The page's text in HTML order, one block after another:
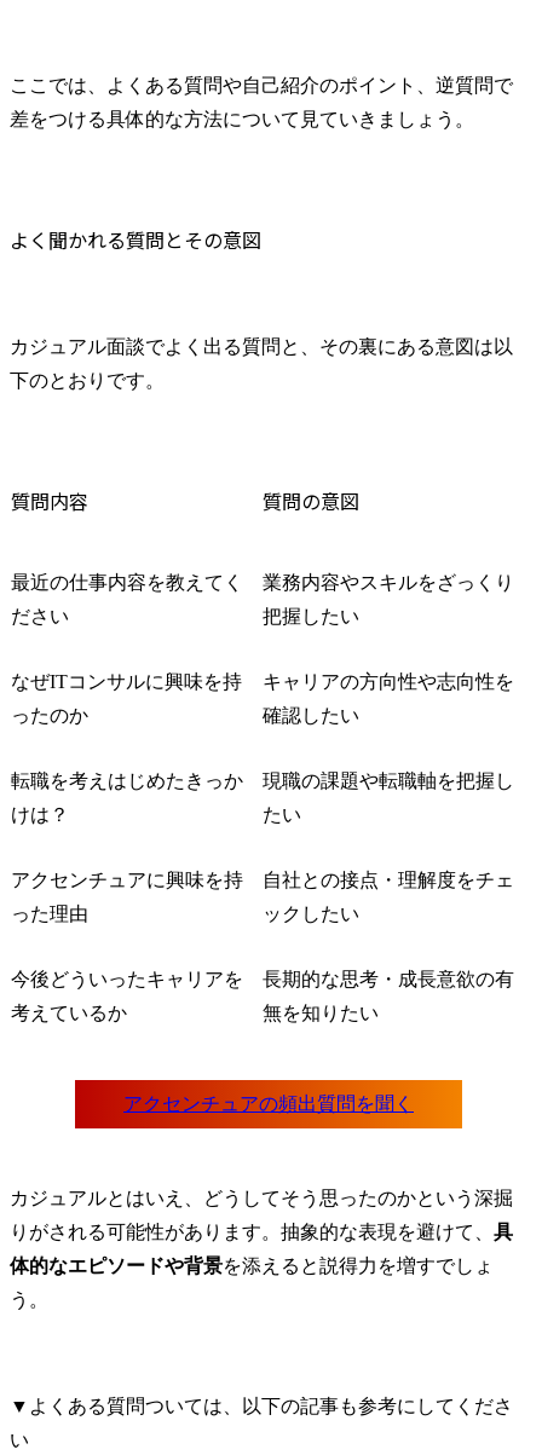
ここでは、よくある質問や自己紹介のポイント、逆質問で
差をつける具体的な方法について見ていきましょう。
よく聞かれる質問とその意図
カジュアル面談でよく出る質問と、その裏にある意図は以
下のとおりです。
質問内容 質問の意図
最近の仕事内容を教えてく
ださい
業務内容やスキルをざっくり
把握したい
なぜITコンサルに興味を持
ったのか
キャリアの方向性や志向性を
確認したい
転職を考えはじめたきっか
けは？
現職の課題や転職軸を把握し
たい
アクセンチュアに興味を持
った理由
自社との接点・理解度をチェ
ックしたい
今後どういったキャリアを
考えているか
長期的な思考・成長意欲の有
無を知りたい
カジュアルとはいえ、どうしてそう思ったのかという深掘
りがされる可能性があります。抽象的な表現を避けて、 具
体的なエピソードや背景を添えると説得力を増すでしょ
う。
▼よくある質問ついては、以下の記事も参考にしてくださ
い